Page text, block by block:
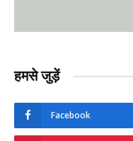
हमसे जुड़ें
Facebook